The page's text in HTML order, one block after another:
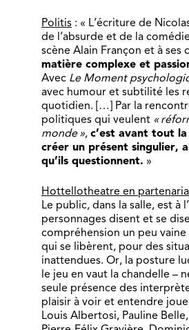
Politis : « L’écriture de
de l’absurde et de la
scène Alain Françon et à ses
matière complexe et
Avec Le Moment
avec humour et subtilité les
quotidien. […] Par la
politiques qui veulent «
monde », c’est avant tout
créer un présent singulier,
qu’ils questionnent. »
Hottellotheatre en
Le public, dans la salle, est à
personnages disent et se
compréhension un peu vaine
qui se libèrent, pour des
inattendues. Or, la posture
le jeu en vaut la chandelle –
seule présence des
plaisir à voir et entendre
Louis Albertosi, Pauline